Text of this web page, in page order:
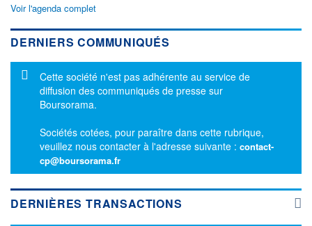
Voir l'agenda complet
DERNIERS COMMUNIQUÉS
Message d'information
Cette société n'est pas adhérente au service de
diffusion des communiqués de presse sur
Boursorama.
Sociétés cotées, pour paraître dans cette rubrique,
veuillez nous contacter à l'adresse suivante : contact-
cp@boursorama.fr
DERNIÈRES TRANSACTIONS